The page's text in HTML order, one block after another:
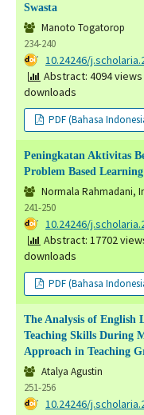
Swasta
Manoto Togatorop
234-240
DOI: 10.24246/
Abstract: 4094 views
downloads
PDF (Bahasa
Peningkatan Aktivitas
Problem Based
Normala Rahmadani,
241-250
DOI: 10.24246/
Abstract: 17702
downloads
PDF (Bahasa
The Analysis of English
Teaching Skills During
Approach in Teaching
Atalya Agustin
251-256
DOI: 10.24246/